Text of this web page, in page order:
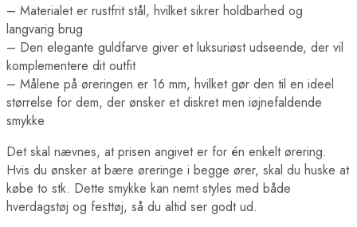
– Materialet er rustfrit stål, hvilket sikrer holdbarhed og
langvarig brug
– Den elegante guldfarve giver et luksuriøst udseende, der vil
komplementere dit outfit
– Målene på øreringen er 16 mm, hvilket gør den til en ideel
størrelse for dem, der ønsker et diskret men iøjnefaldende
smykke
Det skal nævnes, at prisen angivet er for én enkelt ørering.
Hvis du ønsker at bære øreringe i begge ører, skal du huske at
købe to stk. Dette smykke kan nemt styles med både
hverdagstøj og festtøj, så du altid ser godt ud.